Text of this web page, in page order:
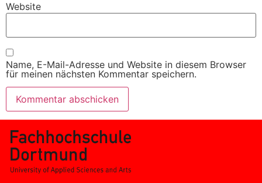
Website
Name, E-Mail-Adresse und Website in diesem Browser
für meinen nächsten Kommentar speichern.